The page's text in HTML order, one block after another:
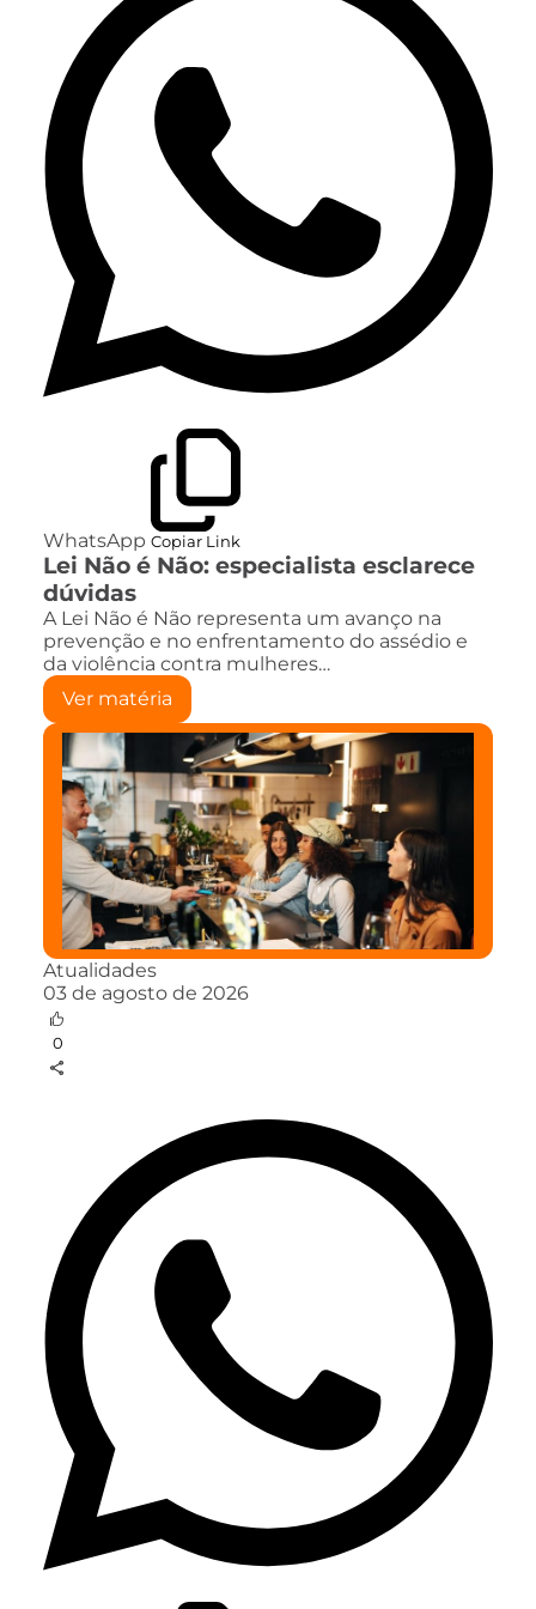
WhatsApp Copiar Link
Lei Não é Não: especialista esclarece
dúvidas
A Lei Não é Não representa um avanço na
prevenção e no enfrentamento do assédio e
da violência contra mulheres…
Ver matéria
Atualidades
03 de agosto de 2026
0